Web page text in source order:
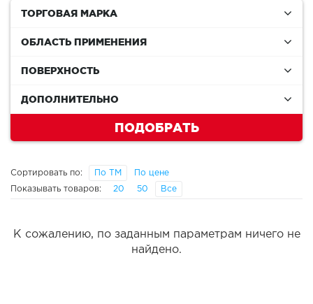
ТОРГОВАЯ МАРКА
ОБЛАСТЬ ПРИМЕНЕНИЯ
ПОВЕРХНОСТЬ
ДОПОЛНИТЕЛЬНО
ПОДОБРАТЬ
Сортировать по: По ТМ По цене
Показывать товаров: 20 50 Все
К сожалению, по заданным параметрам ничего не
найдено.